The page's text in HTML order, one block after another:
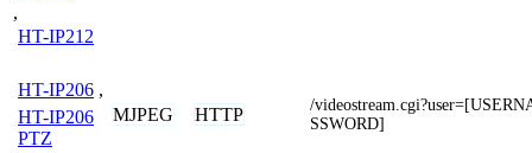
,
HT-IP212
HT-IP206 ,
HT-IP206
PTZ
MJPEG HTTP
/
SSWORD]